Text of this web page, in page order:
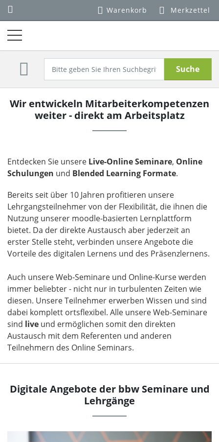
Warenkorb Merkzettel
Suche
Wir entwickeln Mitarbeiterkompetenzen
weiter - direkt am Arbeitsplatz
Entdecken Sie unsere Live-Online Seminare, Online
Schulungen und Blended Learning Formate.
Bereits seit über 10 Jahren profitieren unsere
Lehrgangsteilnehmer von der Flexibilität, die ihnen die
Nutzung unserer moodle-basierten Lernplattform
bietet. Da der direkte Austausch aber jederzeit an
erster Stelle steht, verbinden unsere Angebote die
Vorteile des digitalen Lernens und des Präsenzlernens.
Auch unsere Web-Seminare und Online-Kurse werden
immer beliebter - nicht nur in turbulenten Zeiten wie
diesen. Unsere Teilnehmer erwerben Wissen und sind
dabei komplett ortsflexibel. Alle unsere Web-Seminare
sind live und ermöglichen somit den direkten
Austausch mit dem Referenten und anderen
Teilnehmern des Online Seminars.
Digitale Angebote der bbw Seminare und
Lehrgänge